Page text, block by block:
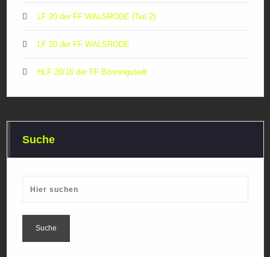
LF 20 der FF WALSRODE (Teil 2)
LF 20 der FF WALSRODE
HLF 20/16 der FF Bönningstedt
Suche